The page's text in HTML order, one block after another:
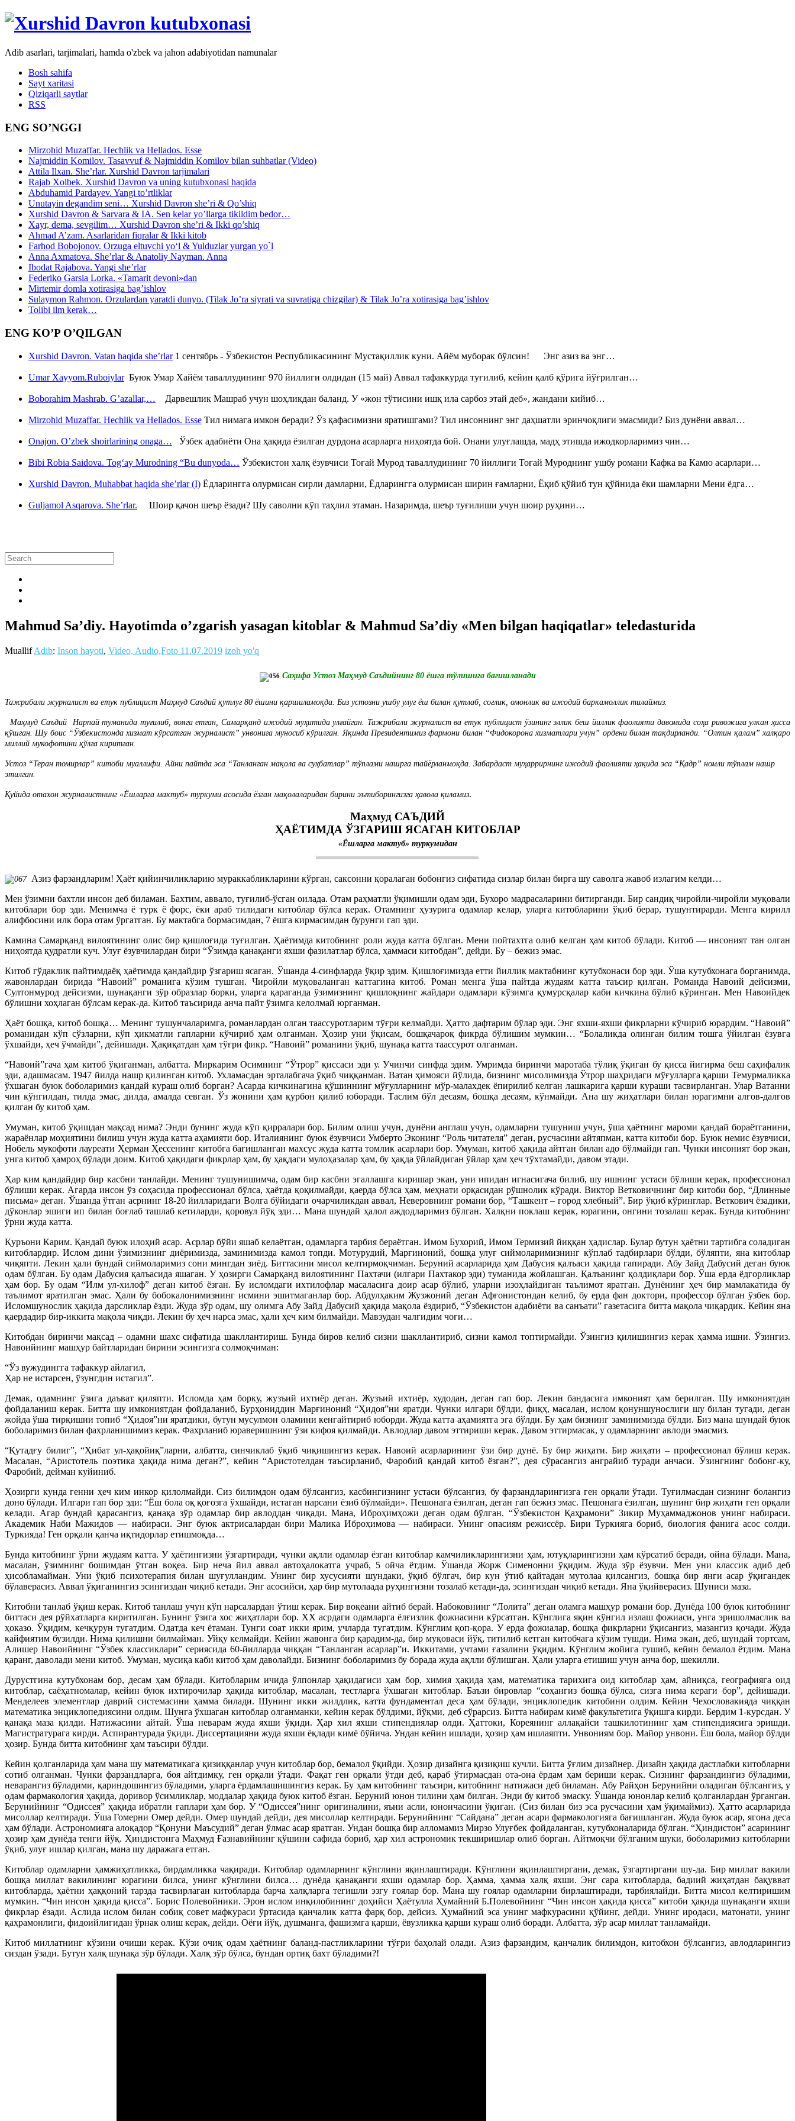
Adib asarlari, tarjimalari, hamda o'zbek va jahon adabiyotidan namunalar
Bosh sahifa
Sayt xaritasi
Qiziqarli saytlar
RSS
ENG SO’NGGI
Mirzohid Muzaffar. Hechlik va Hellados. Esse
Najmiddin Komilov. Tasavvuf & Najmiddin Komilov bilan suhbatlar (Video)
Attila Ilxan. She’rlar. Xurshid Davron tarjimalari
Rajab Xolbek. Xurshid Davron va uning kutubxonasi haqida
Abduhamid Pardayev. Yangi to’rtliklar
Unutayin degandim seni… Xurshid Davron she’ri & Qo’shiq
Xurshid Davron & Sarvara & IA. Sen kelar yo’llarga tikildim bedor…
Xayr, dema, sevgilim… Xurshid Davron she’ri & Ikki qo’shiq
Ahmad A’zam. Asarlaridan fiqralar & Ikki kitob
Farhod Bobojonov. Orzuga eltuvchi yo‘l & Yulduzlar yurgan yo`l
Anna Axmatova. She’rlar & Anatoliy Nayman. Anna
Ibodat Rajabova. Yangi she’rlar
Federiko Garsia Lorka. «Tamarit devoni»dan
Mirtemir domla xotirasiga bag’ishlov
Sulaymon Rahmon. Orzulardan yaratdi dunyo. (Tilak Jo’ra siyrati va suvratiga chizgilar) & Tilak Jo’ra xotirasiga bag’ishlov
Tolibi ilm kerak…
ENG KO’P O’QILGAN
Xurshid Davron. Vatan haqida she’rlar1 сентябрь - Ўзбекистон Республикасининг Мустақиллик куни. Айём муборак бўлсин! Энг азиз ва энг…
Umar Xayyom.RuboiylarБуюк Умар Хайём таваллудининг 970 йиллиги олдидан (15 май) Аввал тафаккурда туғилиб, кейин қалб қўрига йўғрилган…
Boborahim Mashrab. G’azallar,… Дарвешлик Машраб учун шоҳликдан баланд. У «жон тўтисини ишқ ила сарбоз этай деб», жандани кийиб…
Mirzohid Muzaffar. Hechlik va Hellados. Esse Тил нимага имкон беради? Ўз қафасимизни яратишгами? Тил инсоннинг энг даҳшатли эринчоқлиги эмасмиди? Биз дунёни аввал…
Onajon. O’zbek shoirlarining onaga… Ўзбек адабиёти Она ҳақида ёзилган дурдона асарларга ниҳоятда бой. Онани улуғлашда, мадҳ этишда ижодкорларимиз чин…
Bibi Robia Saidova. Tog‘ay Murodning “Bu dunyoda… Ўзбекистон халқ ёзувчиси Тоғай Мурод таваллудининг 70 йиллиги Тоғай Муроднинг ушбу романи Кафка ва Камю асарлари…
Xurshid Davron. Muhabbat haqida she’rlar (I) Ёдларингга олурмисан сирли дамларни, Ёдларингга олурмисан ширин ғамларни, Ёқиб қўйиб тун қўйнида ёки шамларни Мени ёдга…
Guljamol Asqarova. She’rlar. Шоир қачон шеър ёзади? Шу саволни кўп таҳлил этаман. Назаримда, шеър туғилиши учун шоир руҳини…
Mahmud Sa’diy. Hayotimda o’zgarish yasagan kitoblar & Mahmud Sa’diy «Men bilgan haqiqatlar» teledasturida
MuallifAdib: Inson hayoti, Video, Audio,Foto 11.07.2019 izoh yo'q
Саҳифа Устоз Маҳмуд Саъдийнинг 80 ёшга тўлишига бағишланади
Тажрибали журналист ва етук публицист Маҳмуд Саъдий қутлуғ 80 ёшини қаршиламоқда. Биз устозни ушбу улуғ ёш билан қутлаб, соғлик, омонлик ва ижодий баркамоллик тилаймиз.
Маҳмуд Саъдий Нарпай туманида туғилиб, вояга етган, Самарқанд ижодий муҳитида улғайган. Тажрибали журналист ва етук публицист ўзининг эллик беш йиллик фаолияти давомида соҳа ривожига улкан ҳисса
қўшган. Шу боис “Ўзбекистонда xизмат кўрсатган журналист” унвонига муносиб кўрилган. Яқинда Президентимиз фармони билан “Фидокорона хизматлари учун” ордени билан тақдирланди. “Олтин қалам” xалқаро
миллий мукофотини қўлга киритган.
Устоз “Теран томирлар” китоби муаллифи. Айни пайтда эса “Танланган мақола ва суҳбатлар” тўплами нашрга тайёрланмоқда. Забардаст муҳаррирнинг ижодий фаолияти ҳақида эса “Қадр” номли тўплам нашр
этилган.
Қуйида отахон журналистнинг «Ёшларга мактуб» туркуми асосида ёзган мақолаларидан бирини эътиборингизга ҳавола қиламиз.
Маҳмуд САЪДИЙ
ҲАЁТИМДА ЎЗГАРИШ ЯСАГАН КИТОБЛАР
«Ёшларга мактуб» туркумидан
Азиз фарзандларим! Ҳаёт қийинчиликларию мураккабликларини кўрган, саксонни қоралаган бобонгиз сифатида сизлар билан бирга шу саволга жавоб излагим келди…
Мен ўзимни бахтли инсон деб биламан. Бахтим, аввало, туғилиб-ўсган оилада. Отам раҳматли ўқимишли одам эди, Бухоро мадрасаларини битирганди. Бир сандиқ чиройли-чиройли муқовали
китоблари бор эди. Менимча ё турк ё форс, ёки араб тилидаги китоблар бўлса керак. Отамнинг ҳузурига одамлар келар, уларга китобларини ўқиб берар, тушунтирарди. Менга кирилл
алифбосини илк бора отам ўргатган. Бу мактабга бормасимдан, 7 ёшга кирмасимдан бурунги гап эди.
Камина Самарқанд вилоятининг олис бир қишлоғида туғилган. Ҳаётимда китобнинг роли жуда катта бўлган. Мени пойтахтга олиб келган ҳам китоб бўлади. Китоб — инсоният тан олган
ниҳоятда қудратли куч. Улуғ ёзувчилардан бири “Ўзимда қанақанги яхши фазилатлар бўлса, ҳаммаси китобдан”, дейди. Бу – бежиз эмас.
Китоб гўдаклик пайтимдаёқ ҳаётимда қандайдир ўзгариш ясаган. Ўшанда 4-синфларда ўқир эдим. Қишлоғимизда етти йиллик мактабнинг кутубхонаси бор эди. Ўша кутубхонага борганимда,
жавонлардан бирида “Навоий” романига кўзим тушган. Чиройли муқоваланган каттагина китоб. Роман менга ўша пайтда жудаям катта таъсир қилган. Романда Навоий дейсизми,
Султонмурод дейсизми, шунақанги зўр образлар борки, уларга қараганда ўзимизнинг қишлоқнинг жайдари одамлари кўзимга қумурсқалар каби кичкина бўлиб кўринган. Мен Навоийдек
бўлишни хоҳлаган бўлсам керак-да. Китоб таъсирида анча пайт ўзимга келолмай юрганман.
Ҳаёт бошқа, китоб бошқа… Менинг тушунчаларимга, романлардан олган таассуротларим тўғри келмайди. Ҳатто дафтарим бўлар эди. Энг яхши-яхши фикрларни кўчириб юрардим. “Навоий”
романидан кўп сўзларни, кўп ҳикматли гапларни кўчириб ҳам олганман. Ҳозир уни ўқисам, бошқачароқ фикрда бўлишим мумкин… “Болаликда олинган билим тошга ўйилган ёзувга
ўхшайди, ҳеч ўчмайди”, дейишади. Ҳақиқатдан ҳам тўғри фикр. “Навоий” романини ўқиб, шунақа катта таассурот олганман.
“Навоий”гача ҳам китоб ўқиганман, албатта. Миркарим Осимнинг “Ўтрор” қиссаси эди у. Учинчи синфда эдим. Умримда биринчи маротаба тўлиқ ўқиган бу қисса йигирма беш саҳифалик
эди, адашмасам. 1947 йилда нашр қилинган китоб. Ухламасдан эрталабгача ўқиб чиққанман. Ватан ҳимояси йўлида, бизнинг мисолимизда Ўтрор шаҳридаги мўғулларга қарши Темурмаликка
ўхшаган буюк боболаримиз қандай кураш олиб борган? Асарда кичкинагина қўшиннинг мўғулларнинг мўр-малахдек ёпирилиб келган лашкарига қарши кураши тасвирланган. Улар Ватанни
чин кўнгилдан, тилда эмас, дилда, амалда севган. Ўз жонини ҳам қурбон қилиб юборади. Таслим бўл десаям, бошқа десаям, кўнмайди. Ана шу жиҳатлари билан юрагимни алғов-далғов
қилган бу китоб ҳам.
Умуман, китоб ўқишдан мақсад нима? Энди бунинг жуда кўп қирралари бор. Билим олиш учун, дунёни англаш учун, одамларни тушуниш учун, ўша ҳаётнинг мароми қандай бораётганини,
жараёнлар моҳиятини билиш учун жуда катта аҳамияти бор. Италиянинг буюк ёзувчиси Умберто Эконинг “Роль читателя” деган, русчасини айтяпман, катта китоби бор. Буюк немис ёзувчиси,
Нобель мукофоти лауреати Ҳерман Ҳессенинг китобга бағишланган махсус жуда катта томлик асарлари бор. Умуман, китоб ҳақида айтган билан адо бўлмайди гап. Чунки инсоният бор экан,
унга китоб ҳамроҳ бўлади доим. Китоб ҳақидаги фикрлар ҳам, бу ҳақдаги мулоҳазалар ҳам, бу ҳақда ўйлайдиган ўйлар ҳам ҳеч тўхтамайди, давом этади.
Ҳар ким қандайдир бир касбни танлайди. Менинг тушунишимча, одам бир касбни эгаллашга киришар экан, уни ипидан игнасигача билиб, шу ишнинг устаси бўлиши керак, профессионал
бўлиши керак. Агарда инсон ўз соҳасида профессионал бўлса, ҳаётда қоқилмайди, қаерда бўлса ҳам, меҳнати орқасидан рўшнолик кўради. Виктор Ветковичнинг бир китоби бор, “Длинные
письма» деган. Ўшанда ўтган асрнинг 18-20 йилларидаги Волга бўйидаги очарчиликдан аввал, Неверовнинг романи бор, “Ташкент – город хлебный”. Бир ўқиб кўринглар. Веткович ёзадики,
дўконлар эшиги ип билан боғлаб ташлаб кетиларди, қоровул йўқ эди… Мана шундай ҳалол аждодларимиз бўлган. Халқни поклаш керак, юрагини, онгини тозалаш керак. Бунда китобнинг
ўрни жуда катта.
Қуръони Карим. Қандай буюк илоҳий асар. Асрлар бўйи яшаб келаётган, одамларга тарбия бераётган. Имом Бухорий, Имом Термизий йиққан ҳадислар. Булар бутун ҳаётни тартибга соладиган
китоблардир. Ислом дини ўзимизнинг диёримизда, заминимизда камол топди. Мотурудий, Марғиноний, бошқа улуғ сиймоларимизнинг кўплаб тадбирлари бўлди, бўляпти, яна китоблар
чиқяпти. Лекин ҳали бундай сиймоларимиз сони мингдан зиёд. Биттасини мисол келтирмоқчиман. Беруний асарларида ҳам Дабусия қалъаси ҳақида гапиради. Абу Зайд Дабусий деган буюк
одам бўлган. Бу одам Дабусия қалъасида яшаган. У ҳозирги Самарқанд вилоятининг Пахтачи (илгари Пахтакор эди) туманида жойлашган. Қалъанинг қолдиқлари бор. Ўша ерда ёдгорликлар
ҳам бор. Бу одам “Илм ул-хилоф” деган китоб ёзган. Бу исломдаги ихтилофлар масаласига доир асар бўлиб, уларни изоҳлайдиган таълимот яратган. Дунёнинг ҳеч бир мамлакатида бу
таълимот яратилган эмас. Ҳали бу бобокалонимизнинг исмини эшитмаганлар бор. Абдулҳаким Жузжоний деган Афғонистондан келиб, бу ерда фан доктори, профессор бўлган ўзбек бор.
Исломшунослик ҳақида дарсликлар ёзди. Жуда зўр одам, шу олимга Абу Зайд Дабусий ҳақида мақола ёздириб, “Ўзбекистон адабиёти ва санъати” газетасига битта мақола чиқардик. Кейин яна
қаердадир бир-иккита мақола чиқди. Лекин бу ҳеч нарса эмас, ҳали ҳеч ким билмайди. Мавзудан чалғидим чоғи…
Китобдан биринчи мақсад – одамни шахс сифатида шакллантириш. Бунда биров келиб сизни шакллантириб, сизни камол топтирмайди. Ўзингиз қилишингиз керак ҳамма ишни. Ўзингиз.
Навоийнинг машҳур байтларидан бирини эсингизга солмоқчиман:
“Ўз вужудингга тафаккур айлагил,
Ҳар не истарсен, ўзунгдин истагил”.
Демак, одамнинг ўзига даъват қиляпти. Исломда ҳам борку, жузъий ихтиёр деган. Жузъий ихтиёр, худодан, деган гап бор. Лекин бандасига имконият ҳам берилган. Шу имкониятдан
фойдаланиш керак. Битта шу имкониятдан фойдаланиб, Бурҳониддин Марғиноний “Ҳидоя”ни яратди. Чунки илгари бўлди, фиқҳ, масалан, ислом қонуншунослиги шу билан тугади, деган
жойда ўша тирқишни топиб “Ҳидоя”ни яратдики, бутун мусулмон оламини кенгайтириб юборди. Жуда катта аҳамиятга эга бўлди. Бу ҳам бизнинг заминимизда бўлди. Биз мана шундай буюк
боболаримиз билан фахрланишимиз керак. Фахрланиб юраверишнинг ўзи кифоя қилмайди. Авлодлар давом эттириши керак. Давом эттирмасак, у одамларнинг авлоди эмасмиз.
“Қутадғу билиг”, “Ҳибат ул-ҳақойиқ”ларни, албатта, синчиклаб ўқиб чиқишингиз керак. Навоий асарларининг ўзи бир дунё. Бу бир жиҳати. Бир жиҳати – профессионал бўлиш керак.
Масалан, “Аристотель поэтика ҳақида нима деган?”, кейин “Аристотелдан таъсирланиб, Фаробий қандай китоб ёзган?”, дея сўрасангиз анграйиб туради анчаси. Ўзингнинг бобонг-ку,
Фаробий, дейман куйиниб.
Ҳозирги кунда генни ҳеч ким инкор қилолмайди. Сиз билимдон одам бўлсангиз, касбингизнинг устаси бўлсангиз, бу фарзандларингизга ген орқали ўтади. Туғилмасдан сизнинг болангиз
доно бўлади. Илгари гап бор эди: “Ёш бола оқ қоғозга ўхшайди, истаган нарсани ёзиб бўлмайди». Пешонага ёзилган, деган гап бежиз эмас. Пешонага ёзилган, шунинг бир жиҳати ген орқали
келади. Агар бундай қарасангиз, қанақа зўр одамлар бир авлоддан чиқади. Мана, Иброҳимҳожи деган одам бўлган. “Ўзбекистон Қаҳрамони” Зикир Муҳаммаджонов унинг набираси.
Академик Наби Мажидов — набираси. Энг буюк актрисалардан бири Малика Иброҳимова — набираси. Унинг опасиям режиссёр. Бири Туркияга бориб, биология фанига асос солди.
Туркияда! Ген орқали қанча иқтидорлар етишмоқда…
Бунда китобнинг ўрни жудаям катта. У ҳаётингизни ўзгартиради, чунки ақлли одамлар ёзган китоблар камчиликларингизни ҳам, ютуқларингизни ҳам кўрсатиб беради, ойна бўлади. Мана,
масалан, ўзимнинг бошимдан ўтган воқеа. Бир неча йил аввал автоҳалокатга учраб, 5 ойча ётдим. Ўшанда Жорж Сименонни ўқидим. Жуда зўр ёзувчи. Мен уни классик адиб деб
ҳисобламайман. Уни ўқиб психотерапия билан шуғулландим. Унинг бир хусусияти шундаки, ўқиб бўлгач, бир кун ўтиб қайтадан мутолаа қилсангиз, бошқа бир янги асар ўқигандек
бўлаверасиз. Аввал ўқиганингиз эсингиздан чиқиб кетади. Энг асосийси, ҳар бир мутолаада руҳингизни тозалаб кетади-да, эсингиздан чиқиб кетади. Яна ўқийверасиз. Шуниси маза.
Китобни танлаб ўқиш керак. Китоб танлаш учун кўп нарсалардан ўтиш керак. Бир воқеани айтиб берай. Набоковнинг “Лолита” деган оламга машҳур романи бор. Дунёда 100 буюк китобнинг
биттаси дея рўйхатларга киритилган. Бунинг ўзига хос жиҳатлари бор. ХХ асрдаги одамларга ёлғизлик фожиасини кўрсатган. Кўнглига яқин кўнгил излаш фожиаси, унга эришолмаслик ва
ҳоказо. Ўқидим, кечқурун тугатдим. Одатда кеч ётаман. Тунги соат икки ярим, учларда тугатдим. Кўнглим қоп-қора. У ерда фожиалар, бошқа фикрларни ўқисангиз, мазангиз қочади. Жуда
кайфиятим бузилди. Нима қилишни билмайман. Уйқу келмайди. Кейин жавонга бир қарадим-да, бир муқоваси йўқ, титилиб кетган китобчага кўзим тушди. Нима экан, деб, шундай тортсам,
Алишер Навоийнинг “Ўзбек классиклари” сериясида 60-йилларда чиққан “Танланган асарлар”и. Иккитами, учтами ғазалини ўқидим. Кўнглим жойига тушиб, кейин бемалол ётдим. Мана
қаранг, даволади мени китоб. Умуман, мусиқа каби китоб ҳам даволайди. Бизнинг боболаримиз бу борада жуда ақлли бўлишган. Ҳали уларга етишиш учун анча бор, шекилли.
Дурустгина кутубхонам бор, десам ҳам бўлади. Китобларим ичида ўлпонлар ҳақидагиси ҳам бор, химия ҳақида ҳам, математика тарихига оид китоблар ҳам, айниқса, географияга оид
китоблар, саёҳатномалар, кейин буюк ихтирочилар ҳақида китоблар, масалан, тестларга ўхшаган китоблар. Баъзи бировлар “соҳангиз бошқа бўлса, сизга нима кераги бор”, дейишади.
Менделеев элементлар даврий системасини ҳамма билади. Шунинг икки жилдлик, катта фундаментал деса ҳам бўлади, энциклопедик китобини олдим. Кейин Чехословакияда чиққан
математика энциклопедиясини олдим. Шунга ўхшаган китоблар олганманки, кейин керак бўлдими, йўқми, деб сўрарсиз. Битта набирам кимё факультетига ўқишга кирди. Бердим 1-курсдан. У
қанақа маза қилди. Натижасини айтай. Ўша неварам жуда яхши ўқиди. Ҳар хил яхши стипендиялар олди. Ҳаттоки, Кореянинг аллақайси ташкилотининг ҳам стипендиясига эришди.
Магистратурага кирди. Аспирантурада ўқиди. Диссертацияни жуда яхши ёқлади кимё бўйича. Ундан кейин ишлади, ҳозир ҳам ишлаяпти. Унвониям бор. Майор унвони. Ёш бола, майор бўлди
ҳозир. Бунда битта китобнинг ҳам таъсири бўлди.
Кейин қолганларида ҳам мана шу математикага қизиққанлар учун китоблар бор, бемалол ўқийди. Ҳозир дизайнга қизиқиш кучли. Битта ўғлим дизайнер. Дизайн ҳақида дастлабки китобларни
сотиб олганман. Чунки фарзандларга, боя айтдимку, ген орқали ўтади. Фақат ген орқали ўтди деб, қараб ўтирмасдан ота-она ёрдам ҳам бериши керак. Сизнинг фарзандингиз бўладими,
неварангиз бўладими, қариндошингиз бўладими, уларга ёрдамлашишингиз керак. Бу ҳам китобнинг таъсири, китобнинг натижаси деб биламан. Абу Райҳон Берунийни оладиган бўлсангиз, у
одам фармакология ҳақида, доривор ўсимликлар, моддалар ҳақида буюк китоб ёзган. Беруний юнон тилини ҳам билган. Энди бу китоб эмаску. Ўшанда юнонлар келиб қолганлардан ўрганган.
Берунийнинг “Одиссея” ҳақида ибратли гаплари ҳам бор. У “Одиссея”нинг оригиналини, яъни асли, юнончасини ўқиган. (Сиз билан биз эса русчасини ҳам ўқимаймиз). Ҳатто асарларида
мисоллар келтиради. Ўша Гомерни Омер дейди. Омер шундай дейди, дея мисоллар келтиради. Берунийнинг “Сайдана” деган асари фармакологияга бағишланган. Жуда буюк асар, ягона деса
ҳам бўлади. Астрономияга алоқадор “Қонуни Маъсудий” деган ўлмас асар яратган. Ундан бошқа бир алломамиз Мирзо Улуғбек фойдаланган, кутубхоналарида бўлган. “Ҳиндистон” асарининг
ҳозир ҳам дунёда тенги йўқ. Ҳиндистонга Маҳмуд Ғазнавийнинг қўшини сафида бориб, ҳар хил астрономик текширишлар олиб борган. Айтмоқчи бўлганим шуки, боболаримиз китобларни
ўқиб, улуғ ишлар қилган, мана шу даражага етган.
Китоблар одамларни ҳамжиҳатликка, бирдамликка чақиради. Китоблар одамларнинг кўнглини яқинлаштиради. Кўнглини яқинлаштиргани, демак, ўзгартиргани шу-да. Бир миллат вакили
бошқа миллат вакилининг юрагини билса, унинг кўнглини билса… дунёда қанақанги яхши одамлар бор. Ҳамма, ҳамма халқ яхши. Энг сара китобларда, бадиий жиҳатдан бақувват
китобларда, ҳаётни ҳаққоний тарзда тасвирлаган китобларда барча халқларга тегишли эзгу ғоялар бор. Мана шу ғоялар одамларни бирлаштиради, тарбиялайди. Битта мисол келтиришим
мумкин. “Чин инсон ҳақида қисса”. Борис Полевойники. Эрон ислом инқилобининг доҳийси Ҳаётулла Ҳумайний Б.Полевойнинг “Чин инсон ҳақида қисса” китоби ҳақида шунақанги яхши
фикрлар ёзади. Аслида ислом билан собиқ совет мафкураси ўртасида қанчалик катта фарқ бор, дейсиз. Ҳумайний эса унинг мафкурасини қўйинг, дейди. Унинг иродаси, матонати, унинг
қаҳрамонлиги, фидоийлигидан ўрнак олиш керак, дейди. Оёғи йўқ, душманга, фашизмга қарши, ёвузликка қарши кураш олиб боради. Албатта, зўр асар миллат танламайди.
Китоб миллатнинг кўзини очиши керак. Кўзи очиқ одам ҳаётнинг баланд-пастликларини тўғри баҳолай олади. Азиз фарзандим, қанчалик билимдон, китобхон бўлсангиз, авлодларингиз
сиздан ўзади. Бутун халқ шунақа зўр бўлади. Халқ зўр бўлса, бундан ортиқ бахт бўладими?!